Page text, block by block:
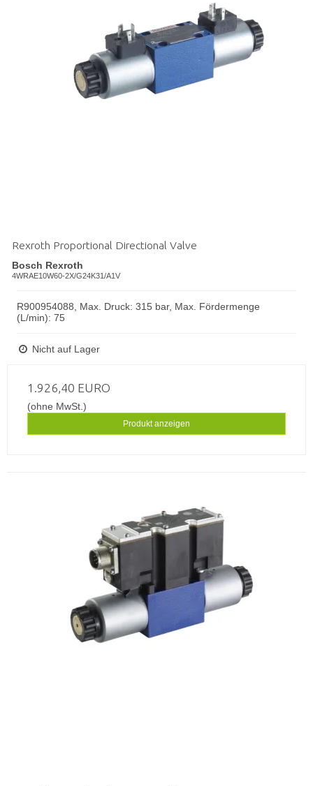
Rexroth Proportional Directional Valve
Bosch Rexroth
4WRAE10W60-2X/G24K31/A1V
R900954088, Max. Druck: 315 bar, Max. Fördermenge
(L/min): 75
Nicht auf Lager
1.926,40 EURO
(ohne MwSt.)
Produkt anzeigen